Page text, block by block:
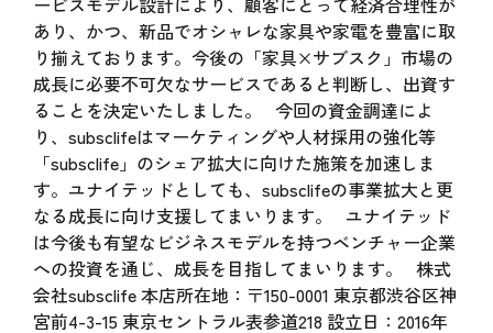
あり、かつ、新品でオシャレな家具や家電を豊富に取
り揃えております。今後の「家具×サブスク」市場の
成長に必要不可欠なサービスであると判断し、出資す
ることを決定いたしました。 今回の資金調達によ
り、subsclifeはマーケティングや人材採用の強化等
「subsclife」のシェア拡大に向けた施策を加速しま
す。ユナイテッドとしても、subsclifeの事業拡大と更
なる成長に向け支援してまいります。 ユナイテッド
は今後も有望なビジネスモデルを持つベンチャー企業
への投資を通じ、成長を目指してまいります。 株式
会社subsclife 本店所在地：〒150-0001 東京都渋谷区神
宮前4-3-15 東京セントラル表参道218 設立日：2016年